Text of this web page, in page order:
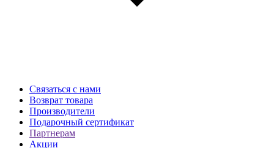
Связаться с нами
Возврат товара
Производители
Подарочный сертификат
Партнерам
Акции